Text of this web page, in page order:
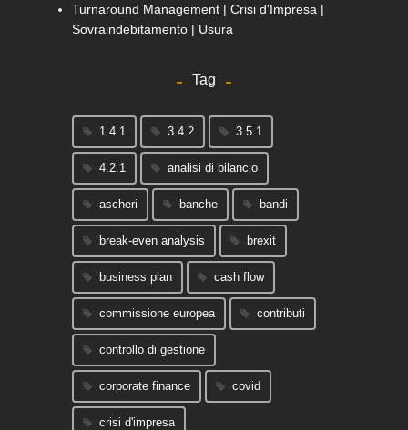
Turnaround Management | Crisi d'Impresa |
Sovraindebitamento | Usura
Tag
1.4.1 3.4.2 3.5.1
4.2.1 analisi di bilancio
ascheri banche bandi
break-even analysis brexit
business plan cash flow
commissione europea contributi
controllo di gestione
corporate finance covid
crisi d'impresa